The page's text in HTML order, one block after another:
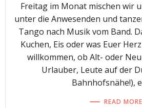
Freitag im Monat mischen wir
unter die Anwesenden und
Tango nach Musik vom Band.
Kuchen, Eis oder was Euer
willkommen, ob Alt- oder
Urlauber, Leute auf der
Bahnhofsnähe!),
READ MORE